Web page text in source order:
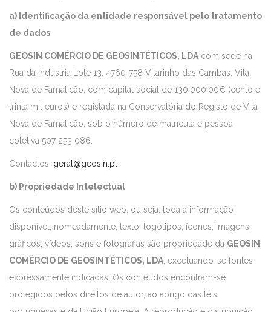
a) Identificação da entidade responsável pelo tratamento
de dados
GEOSIN COMÉRCIO DE GEOSINTÉTICOS, LDA com sede na
Rua da Indústria Lote 13, 4760-758 Vilarinho das Cambas, Vila
Nova de Famalicão, com capital social de 130.000,00€ (cento e
trinta mil euros) e registada na Conservatória do Registo de Vila
Nova de Famalicão, sob o número de matrícula e pessoa
coletiva 507 253 086.
Contactos: geral@geosin.pt
b) Propriedade Intelectual
Os conteúdos deste sítio web, ou seja, toda a informação
disponível, nomeadamente, texto, logótipos, ícones, imagens,
gráficos, vídeos, sons e fotografias são propriedade da GEOSIN
COMÉRCIO DE GEOSINTÉTICOS, LDA , excetuando-se fontes
expressamente indicadas. Os conteúdos encontram-se
protegidos pelos direitos de autor, ao abrigo das leis